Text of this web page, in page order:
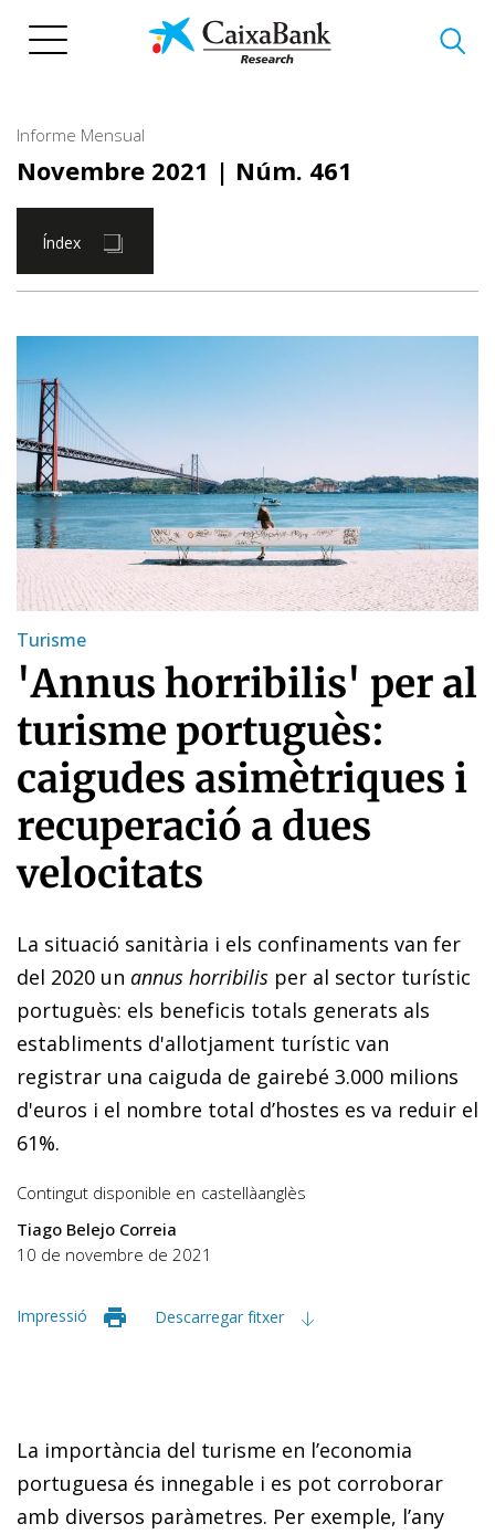
Informe Mensual
Novembre 2021 | Núm. 461
Índex
Turisme
'Annus horribilis' per al
turisme portuguès:
caigudes asimètriques i
recuperació a dues
velocitats
La situació sanitària i els confinaments van fer
del 2020 un annus horribilis per al sector turístic
portuguès: els beneficis totals generats als
establiments d'allotjament turístic van
registrar una caiguda de gairebé 3.000 milions
d'euros i el nombre total d’hostes es va reduir el
61%.
Contingut disponible en castellàanglès
Tiago Belejo Correia
10 de novembre de 2021
Impressió Descarregar fitxer
La importància del turisme en l’economia
portuguesa és innegable i es pot corroborar
amb diversos paràmetres. Per exemple, l’any